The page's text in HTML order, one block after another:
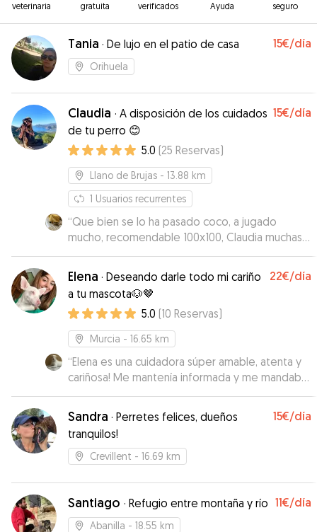
veterinaria
gratuita
verificados
Ayuda
seguro
Tania · De lujo en el patio de casa 15€/día
Orihuela
Claudia · A disposición de los cuidados
de tu perro 😊
15€/día
5.0 (25 Reservas)
Llano de Brujas - 13.88 km
1 Usuarios recurrentes
“Que bien se lo ha pasado coco, a jugado
mucho, recomendable 100x100, Claudia muchas
gracias por todo”
Elena · Deseando darle todo mi cariño
a tu mascota🐶🤎
22€/día
5.0 (10 Reservas)
Murcia - 16.65 km
“Elena es una cuidadora súper amable, atenta y
cariñosa! Me mantenía informada y me mandaba
fotos a diario. Estoy segura de que Max habrá
estado como en casa. Repetiremos seguro!
Gracias por todo Elena!”
Sandra · Perretes felices, dueños
tranquilos!
15€/día
Crevillent - 16.69 km
Santiago · Refugio entre montaña y río 11€/día
Abanilla - 18.55 km